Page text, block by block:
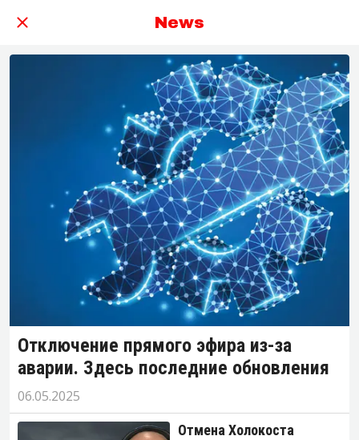
News
Отключение прямого эфира из-за
аварии. Здесь последние обновления
06.05.2025
Отмена Холокоста